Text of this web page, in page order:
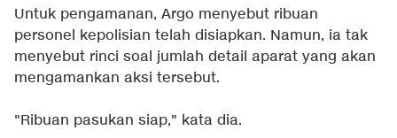
Untuk pengamanan, Argo menyebut ribuan
personel kepolisian telah disiapkan. Namun, ia tak
menyebut rinci soal jumlah detail aparat yang akan
mengamankan aksi tersebut.
"Ribuan pasukan siap," kata dia.